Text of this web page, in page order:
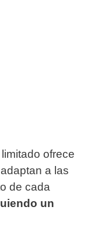
ofrece
a las
de cada
un